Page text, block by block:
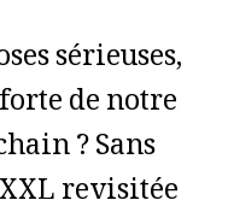
sérieuses,
de notre
? Sans
revisitée